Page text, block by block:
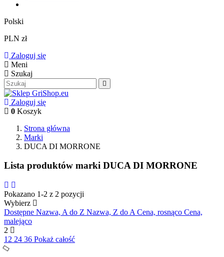
Polski
PLN zł
Zaloguj się
Meni
Szukaj
Zaloguj się
0 Koszyk
Strona główna
Marki
DUCA DI MORRONE
Lista produktów marki DUCA DI MORRONE
Pokazano 1-2 z 2 pozycji
Wybierz
Dostępne Nazwa, A do Z Nazwa, Z do A Cena, rosnąco Cena,
malejąco
2
12 24 36 Pokaż całość